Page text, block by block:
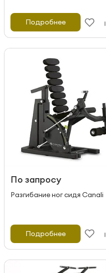
Подробнее
По запросу
Разгибание ног сидя Canali
Подробнее